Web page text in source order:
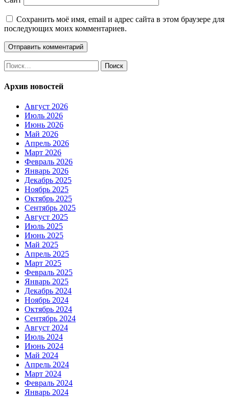
Сохранить моё имя, email и адрес сайта в этом браузере для
последующих моих комментариев.
Найти:
Архив новостей
Август 2026
Июль 2026
Июнь 2026
Май 2026
Апрель 2026
Март 2026
Февраль 2026
Январь 2026
Декабрь 2025
Ноябрь 2025
Октябрь 2025
Сентябрь 2025
Август 2025
Июль 2025
Июнь 2025
Май 2025
Апрель 2025
Март 2025
Февраль 2025
Январь 2025
Декабрь 2024
Ноябрь 2024
Октябрь 2024
Сентябрь 2024
Август 2024
Июль 2024
Июнь 2024
Май 2024
Апрель 2024
Март 2024
Февраль 2024
Январь 2024